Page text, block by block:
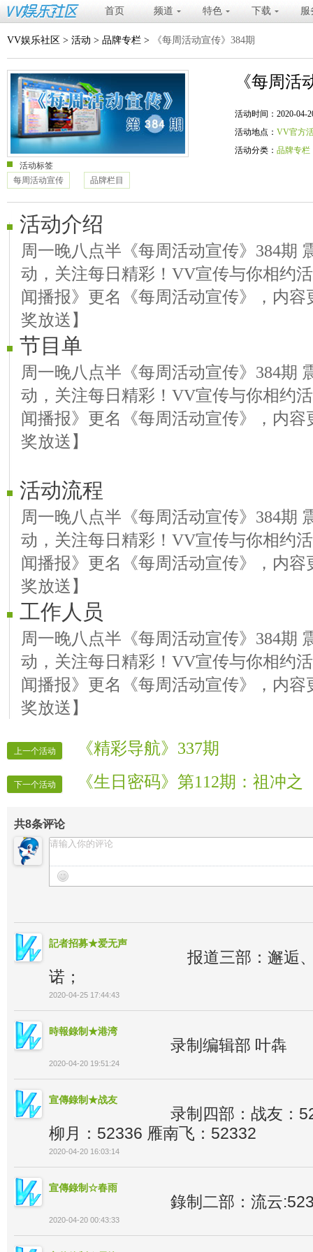
首页 频道 特色 下载 服
VV娱乐社区 > 活动 > 品牌专栏 > 《每周活动宣传》384期
《每周活
活动时间：2020-04-
活动地点： VV官方
活动分类： 品牌专栏
活动标签
每周活动宣传
品牌栏目
活动介绍
周一晚八点半《每周活动宣传》384期
动，关注每日精彩！VV宣传与你相约
闻播报》更名《每周活动宣传》，内
奖放送】
节目单
周一晚八点半《每周活动宣传》384期
动，关注每日精彩！VV宣传与你相约
闻播报》更名《每周活动宣传》，内
奖放送】
活动流程
周一晚八点半《每周活动宣传》384期
动，关注每日精彩！VV宣传与你相约
闻播报》更名《每周活动宣传》，内
奖放送】
工作人员
周一晚八点半《每周活动宣传》384期
动，关注每日精彩！VV宣传与你相约
闻播报》更名《每周活动宣传》，内
奖放送】
上一个活动 《精彩导航》337期
下一个活动 《生日密码》第112期：祖冲之
共8条评论
記者招募★爱无声
报道三部：邂逅
诺；
2020-04-25 17:44:43
時報錄制★港湾
录制编辑部 叶犇
2020-04-20 19:51:24
宣傳錄制★战友
录制四部：战友：
柳月：52336 雁南飞：52332
2020-04-20 16:03:14
宣傳錄制☆春雨
錄制二部：流云
2020-04-20 00:43:33